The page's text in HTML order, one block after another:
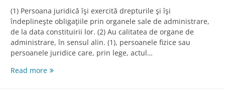
(1) Persoana juridică îşi exercită drepturile şi îşi
îndeplineşte obligaţiile prin organele sale de administrare,
de la data constituirii lor. (2) Au calitatea de organe de
administrare, în sensul alin. (1), persoanele fizice sau
persoanele juridice care, prin lege, actul…
Read moreArt.